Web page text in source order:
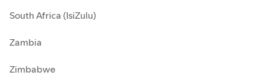
South Africa (IsiZulu)
Zambia
Zimbabwe